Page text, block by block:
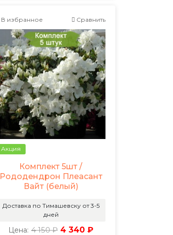
В избранное Сравнить
Акция
Комплект 5шт /
Рододендрон Плеасант
Вайт (белый)
Доставка по Тимашевску от 3-5
дней
Цена: 4 150 ₽ 4 340 ₽